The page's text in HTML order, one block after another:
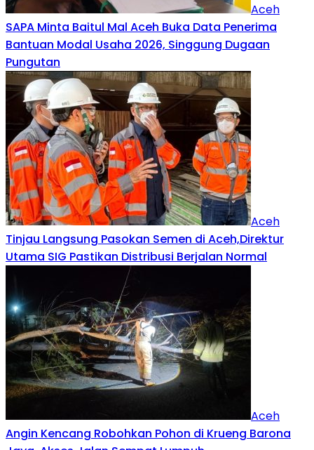
Aceh
SAPA Minta Baitul Mal Aceh Buka Data Penerima
Bantuan Modal Usaha 2026, Singgung Dugaan
Pungutan
Aceh
Tinjau Langsung Pasokan Semen di Aceh,Direktur
Utama SIG Pastikan Distribusi Berjalan Normal
Aceh
Angin Kencang Robohkan Pohon di Krueng Barona